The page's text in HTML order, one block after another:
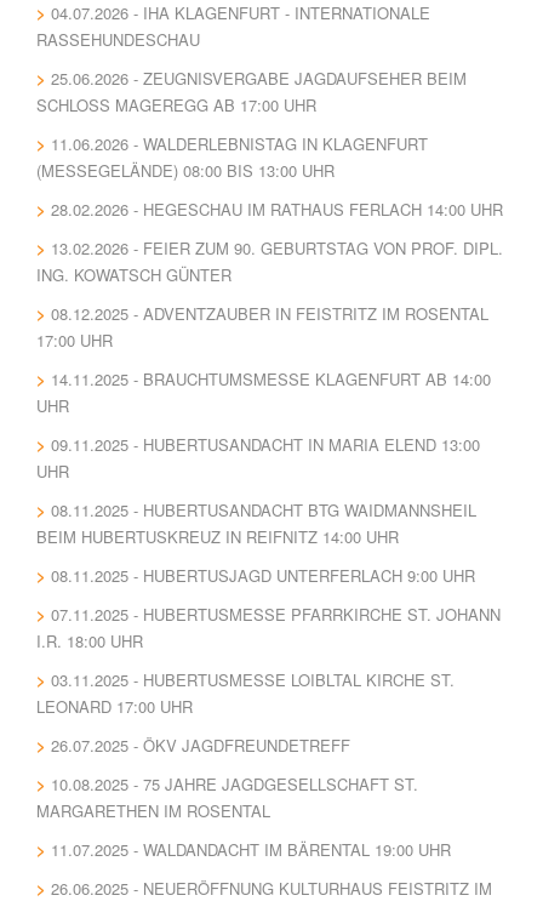
04.07.2026 - IHA KLAGENFURT - INTERNATIONALE
RASSEHUNDESCHAU
25.06.2026 - ZEUGNISVERGABE JAGDAUFSEHER BEIM
SCHLOSS MAGEREGG AB 17:00 UHR
11.06.2026 - WALDERLEBNISTAG IN KLAGENFURT
(MESSEGELÄNDE) 08:00 BIS 13:00 UHR
28.02.2026 - HEGESCHAU IM RATHAUS FERLACH 14:00 UHR
13.02.2026 - FEIER ZUM 90. GEBURTSTAG VON PROF. DIPL.
ING. KOWATSCH GÜNTER
08.12.2025 - ADVENTZAUBER IN FEISTRITZ IM ROSENTAL
17:00 UHR
14.11.2025 - BRAUCHTUMSMESSE KLAGENFURT AB 14:00
UHR
09.11.2025 - HUBERTUSANDACHT IN MARIA ELEND 13:00
UHR
08.11.2025 - HUBERTUSANDACHT BTG WAIDMANNSHEIL
BEIM HUBERTUSKREUZ IN REIFNITZ 14:00 UHR
08.11.2025 - HUBERTUSJAGD UNTERFERLACH 9:00 UHR
07.11.2025 - HUBERTUSMESSE PFARRKIRCHE ST. JOHANN
I.R. 18:00 UHR
03.11.2025 - HUBERTUSMESSE LOIBLTAL KIRCHE ST.
LEONARD 17:00 UHR
26.07.2025 - ÖKV JAGDFREUNDETREFF
10.08.2025 - 75 JAHRE JAGDGESELLSCHAFT ST.
MARGARETHEN IM ROSENTAL
11.07.2025 - WALDANDACHT IM BÄRENTAL 19:00 UHR
26.06.2025 - NEUERÖFFNUNG KULTURHAUS FEISTRITZ IM